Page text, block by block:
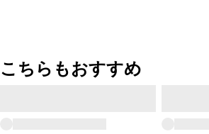
こちらもおすすめ